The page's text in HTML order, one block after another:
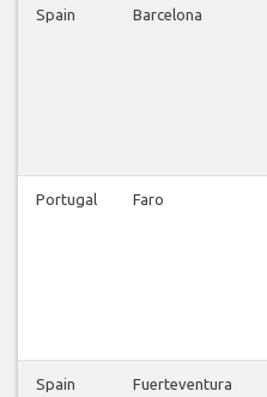
Spain Barcelona
Portugal Faro
Spain Fuerteventura